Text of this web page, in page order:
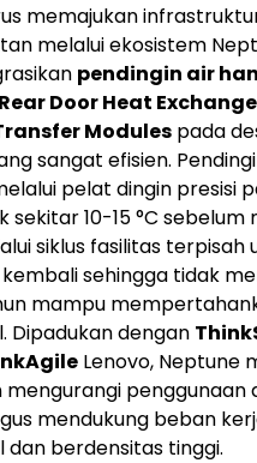
memajukan
melalui ekosistem
pendingin air
Door Heat
Modules pada
sangat efisien.
pelat dingin presisi
sekitar 10-15 °C sebelum
siklus fasilitas terpisah
sehingga tidak
mampu
Dipadukan dengan
Lenovo, Neptune
mengurangi penggunaan
mendukung beban
dan berdensitas tinggi.